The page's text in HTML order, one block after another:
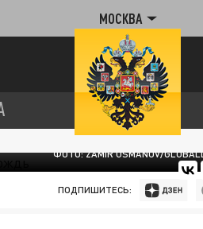
МОСКВА
ФОТО: ZAMIR USMANOV/
ПОДПИШИТЕСЬ: